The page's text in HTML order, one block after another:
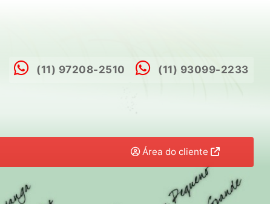
(11) 97208-2510 (11) 93099-2233
Área do cliente